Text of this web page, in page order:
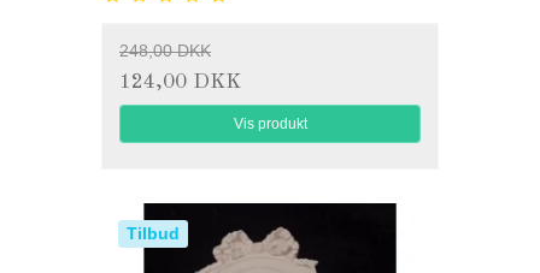
248,00 DKK
124,00 DKK
Vis produkt
Tilbud